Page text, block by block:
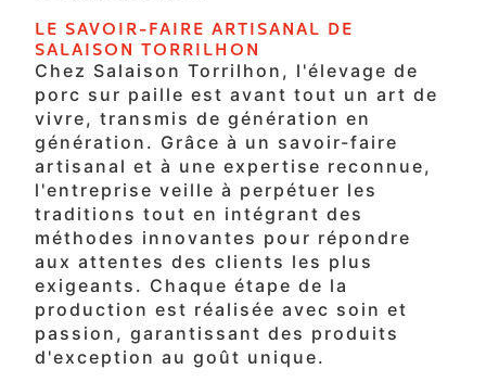
LE SAVOIR-FAIRE ARTISANAL DE
SALAISON TORRILHON
Chez Salaison Torrilhon, l'élevage de
porc sur paille est avant tout un art de
vivre, transmis de génération en
génération. Grâce à un savoir-faire
artisanal et à une expertise reconnue,
l'entreprise veille à perpétuer les
traditions tout en intégrant des
méthodes innovantes pour répondre
aux attentes des clients les plus
exigeants. Chaque étape de la
production est réalisée avec soin et
passion, garantissant des produits
d'exception au goût unique.